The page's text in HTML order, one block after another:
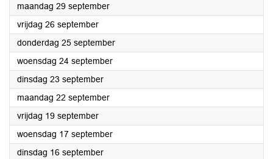
maandag 29 september2025
vrijdag 26 september2025
donderdag 25 september2025
woensdag 24 september2025
dinsdag 23 september2025
maandag 22 september2025
vrijdag 19 september2025
woensdag 17 september2025
dinsdag 16 september2025